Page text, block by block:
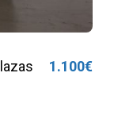
Lilia LVSH
1.100€